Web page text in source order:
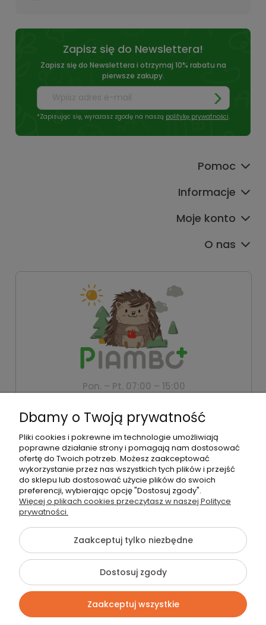
Zapisz się do Newslettera!
Zapisz się do Newslettera i otrzymaj 10% rabatu na
pierwsze zakupy.
*Zapisując się, wyrażasz zgodę na naszą politykę prywatności.
Pomoc
Informacje
Moje konto
O nas
Pon. – Pt. 07:00 – 15:00
biuro@piambo.pl
Montanus | Piambo - akcesoria dla dzieci i niemowlaków |
Łętownia 585, 34-242 Łętownia | NIP: 5521713745 | REGON:
122493940 | Email:biuro@piambo.pl| Telefon:500 802 805
©2026 Wszelkie Prawa Zastrzeżone | Piambo
Szablon Flex byEcommercy
Pokaż pełną wersję strony
Sklep internetowy Shoper Premium
Dbamy o Twoją prywatność
Pliki cookies i pokrewne im technologie umożliwiają
poprawne działanie strony i pomagają nam dostosować
ofertę do Twoich potrzeb. Możesz zaakceptować
wykorzystanie przez nas wszystkich tych plików i przejść
do sklepu lub dostosować użycie plików do swoich
preferencji, wybierając opcję "Dostosuj zgody".
Więcej o plikach cookies przeczytasz w naszej Polityce
prywatności.
Zaakceptuj tylko niezbędne
Dostosuj zgody
Zaakceptuj wszystkie